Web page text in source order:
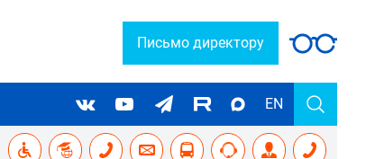
Письмо директору
EN